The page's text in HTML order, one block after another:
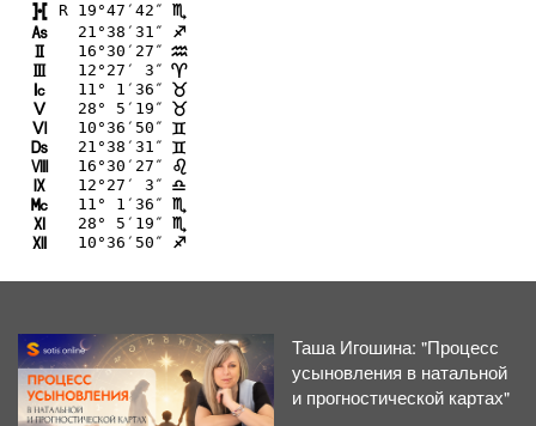
} R 19°47′42″ B
G 21°38′31″ C
16°30′27″ E
12°27′ 3″ ;
J 11° 1′36″ <
K 28° 5′19″ <
L 10°36′50″ =
M 21°38′31″ =
N 16°30′27″ ?
O 12°27′ 3″ A
P 11° 1′36″ B
Q 28° 5′19″ B
R 10°36′50″ C
Таша Игошина: "Процесс
усыновления в натальной
и прогностической картах"